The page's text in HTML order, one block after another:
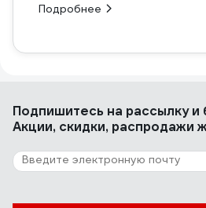
Подробнее
Подпишитесь на рассылкуи
Акции, скидки, распродажи